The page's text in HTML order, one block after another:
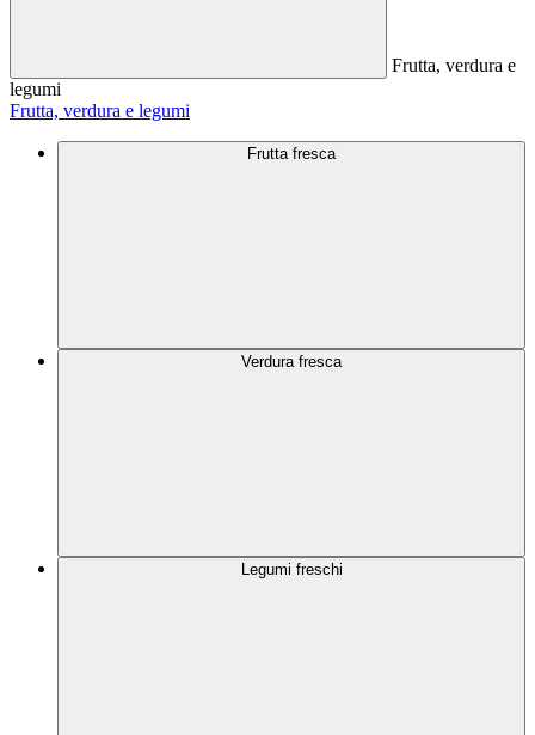
Frutta, verdura e
legumi
Frutta, verdura e legumi
Frutta fresca
Verdura fresca
Legumi freschi